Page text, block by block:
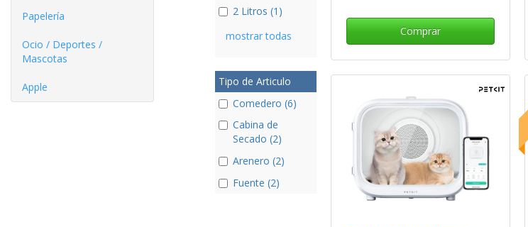
Papelería
Ocio / Deportes /
Mascotas
Apple
2 Litros (1)
mostrar todas
Tipo de Articulo
Comedero (6)
Cabina de
Secado (2)
Arenero (2)
Fuente (2)
Comprar